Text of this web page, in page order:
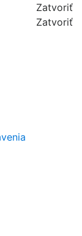
Zatvoriť
Zatvoriť